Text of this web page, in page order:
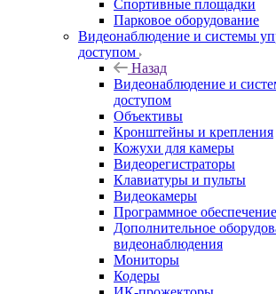
Спортивные площадки
Парковое оборудование
Видеонаблюдение и системы
доступом
Назад
Видеонаблюдение и
доступом
Объективы
Кронштейны и крепления
Кожухи для камеры
Видеорегистраторы
Клавиатуры и пульты
Видеокамеры
Программное обеспечение
Дополнительное
видеонаблюдения
Мониторы
Кодеры